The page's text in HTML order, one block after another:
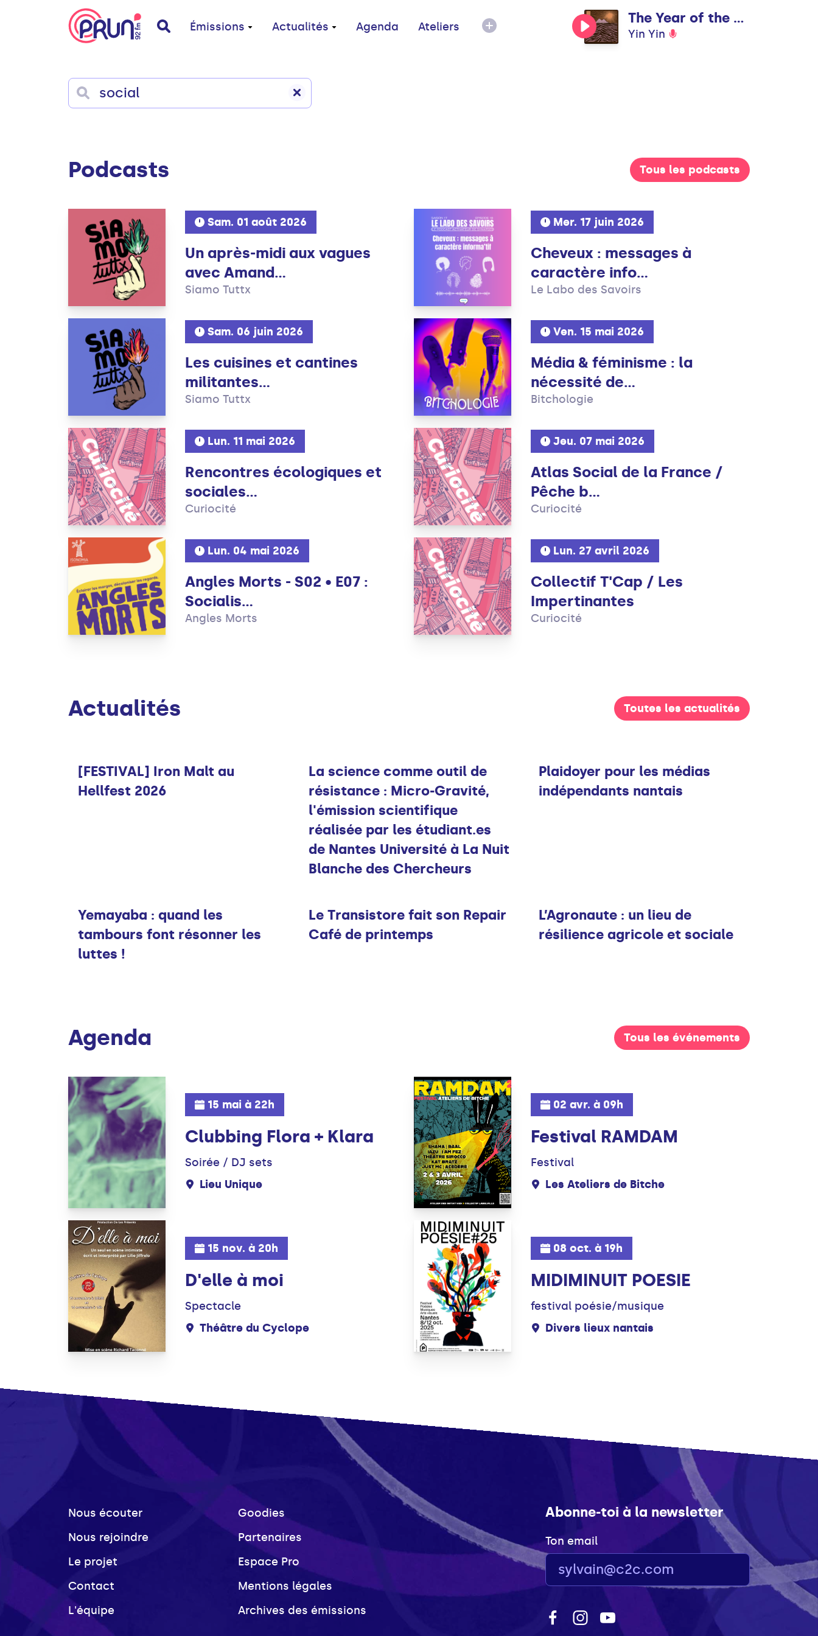
Émissions Actualités Agenda Ateliers
The Year of the Rabbit
Yin Yin
Podcasts Tous les podcasts
Sam. 01 août 2026
Un après-midi aux vagues
avec Amand...
Siamo Tuttx
Mer. 17 juin 2026
Cheveux : messages à
caractère info...
Le Labo des Savoirs
Sam. 06 juin 2026
Les cuisines et cantines
militantes...
Siamo Tuttx
Ven. 15 mai 2026
Média & féminisme : la
nécessité de...
Bitchologie
Lun. 11 mai 2026
Rencontres écologiques et
sociales...
Curiocité
Jeu. 07 mai 2026
Atlas Social de la France /
Pêche b...
Curiocité
Lun. 04 mai 2026
Angles Morts - S02 • E07 :
Socialis...
Angles Morts
Lun. 27 avril 2026
Collectif T'Cap / Les
Impertinantes
Curiocité
Actualités
Toutes les actualités
[FESTIVAL] Iron Malt au
Hellfest 2026
La science comme outil de
résistance : Micro-Gravité,
l'émission scientifique
réalisée par les étudiant.es
de Nantes Université à La Nuit
Blanche des Chercheurs
Plaidoyer pour les médias
indépendants nantais
Yemayaba : quand les
tambours font résonner les
luttes !
Infos
Le Transistore fait son Repair
Café de printemps
L’Agronaute : un lieu de
résilience agricole et sociale
Agenda Tous les événements
15 mai à 22h
Clubbing Flora + Klara
Soirée / DJ sets
Lieu Unique
02 avr. à 09h
Festival RAMDAM
Festival
Les Ateliers de Bitche
15 nov. à 20h
D'elle à moi
Spectacle
Théâtre du Cyclope
08 oct. à 19h
MIDIMINUIT POESIE
festival poésie/musique
Divers lieux nantais
Nous écouter
Nous rejoindre
Le projet
Contact
L'équipe
Goodies
Partenaires
Espace Pro
Mentions légales
Archives des émissions
Abonne-toi à la newsletter
Ton email